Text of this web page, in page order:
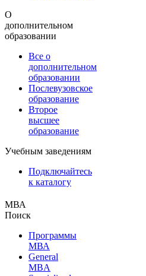
О
дополнительном
образовании
Все о
дополнительном
образовании
Послевузовское
образование
Второе
высшее
образование
Учебным заведениям
Подключайтесь
к каталогу
МВА
Поиск
Программы
МВА
General
MBA